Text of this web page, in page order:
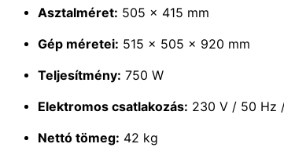
Asztalméret: 505 × 415 mm
Gép méretei: 515 × 505 × 920 mm
Teljesítmény: 750 W
Elektromos csatlakozás: 230 V / 50 Hz
Nettó tömeg: 42 kg